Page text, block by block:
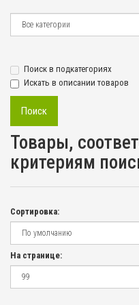
Поиск в подкатегориях
Искать в описании товаров
Товары,
критериям
Сортировка:
На странице: